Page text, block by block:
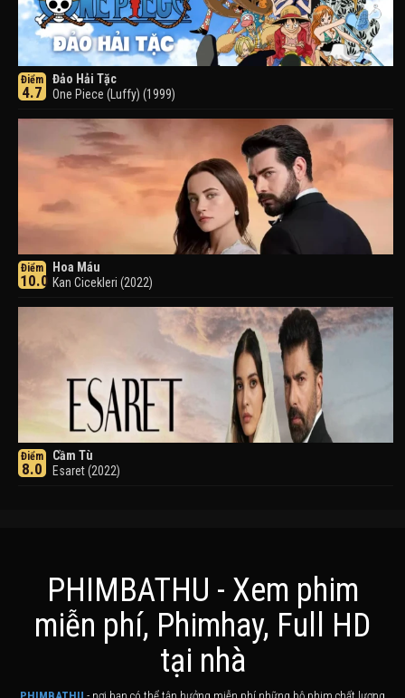
Điểm
4.7
Đảo Hải Tặc
One Piece (Luffy) (1999)
Điểm
10.0
Hoa Máu
Kan Cicekleri (2022)
Điểm
8.0
Cầm Tù
Esaret (2022)
Khuyển Dạ Xoa
PHIMBATHU - Xem phim
miễn phí, Phimhay, Full HD
tại nhà